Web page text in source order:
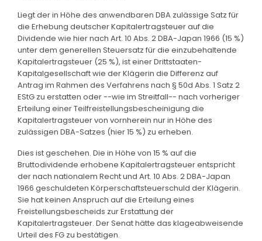
Liegt der in Höhe des anwendbaren DBA zulässige Satz für
die Erhebung deutscher Kapitalertragsteuer auf die
Dividende wie hier nach Art. 10 Abs. 2 DBA-Japan 1966 (15 %)
unter dem generellen Steuersatz für die einzubehaltende
Kapitalertragsteuer (25 %), ist einer Drittstaaten-
Kapitalgesellschaft wie der Klägerin die Differenz auf
Antrag im Rahmen des Verfahrens nach § 50d Abs. 1 Satz 2
EStG zu erstatten oder --wie im Streitfall-- nach vorheriger
Erteilung einer Teilfreistellungsbescheinigung die
Kapitalertragsteuer von vornherein nur in Höhe des
zulässigen DBA-Satzes (hier 15 %) zu erheben.
Dies ist geschehen. Die in Höhe von 15 % auf die
Bruttodividende erhobene Kapitalertragsteuer entspricht
der nach nationalem Recht und Art. 10 Abs. 2 DBA-Japan
1966 geschuldeten Körperschaftsteuerschuld der Klägerin.
Sie hat keinen Anspruch auf die Erteilung eines
Freistellungsbescheids zur Erstattung der
Kapitalertragsteuer. Der Senat hätte das klageabweisende
Urteil des FG zu bestätigen.